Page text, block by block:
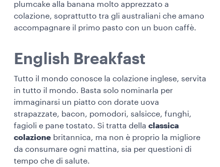
plumcake alla banana molto apprezzato a
colazione, soprattutto tra gli australiani che amano
accompagnare il primo pasto con un buon caffè.
English Breakfast
Tutto il mondo conosce la colazione inglese, servita
in tutto il mondo. Basta solo nominarla per
immaginarsi un piatto con dorate uova
strapazzate, bacon, pomodori, salsicce, funghi,
fagioli e pane tostato. Si tratta della classica
colazione britannica, ma non è proprio la migliore
da consumare ogni mattina, sia per questioni di
tempo che di salute.